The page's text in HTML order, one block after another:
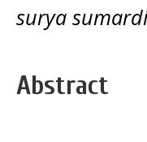
surya sumardi
Abstract